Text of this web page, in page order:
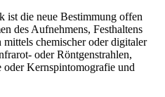
ist die neue Bestimmung offen
des Aufnehmens, Festhaltens
chemischer oder digitaler
oder Röntgenstrahlen,
Kernspintomografie und